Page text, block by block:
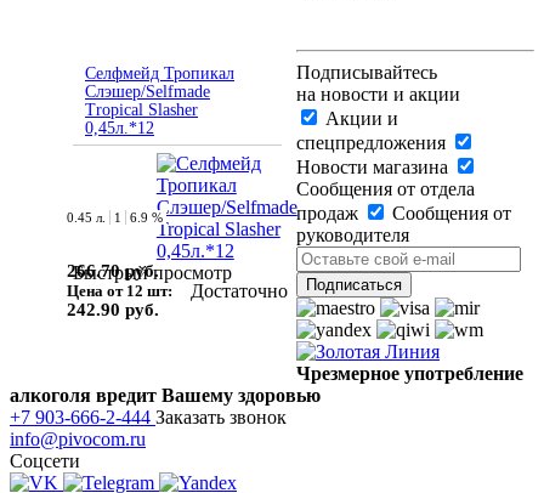
Селфмейд Тропикал
Слэшер/Selfmade
Tropical Slasher
0,45л.*12
Быстрый просмотр
0.45 л. 1 6.9 %
266.70 руб.
Цена от 12 шт:
242.90 руб.
Достаточно
Подписывайтесь
на новости и акции
Акции и
спецпредложения
Новости магазина
Сообщения от отдела
продаж
Сообщения от
руководителя
Чрезмерное употребление
алкоголя вредит Вашему здоровью
+7 903-666-2-444 Заказать звонок
info@pivocom.ru
Соцсети